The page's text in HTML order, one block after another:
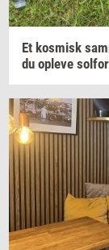
Et kos­misk
du op­le­ve